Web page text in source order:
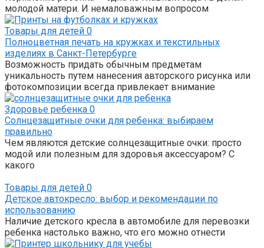
молодой матери. И немаловажным вопросом
Товары для детей 0
Полноцветная печать на кружках и текстильных
изделиях в Санкт-Петербурге
Возможность придать обычным предметам
уникальность путем нанесения авторского рисунка или
фотокомпозиции всегда привлекает внимание
Здоровье ребенка 0
Солнцезащитные очки для ребенка: выбираем
правильно
Чем являются детские солнцезащитные очки: просто
модой или полезным для здоровья аксессуаром? С
какого
Товары для детей 0
Детское автокресло: выбор и рекомендации по
использованию
Наличие детского кресла в автомобиле для перевозки
ребенка настолько важно, что его можно отнести